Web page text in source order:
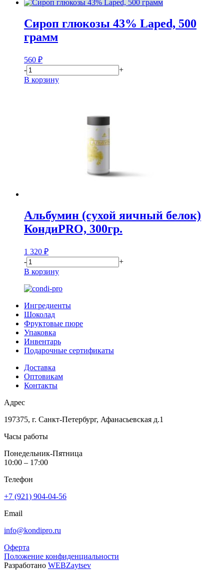
Сироп глюкозы 43% Laped, 500
грамм
560 ₽
-
+
В корзину
Альбумин (сухой яичный белок)
КондиPRO, 300гр.
1 320 ₽
-
+
В корзину
Ингредиенты
Шоколад
Фруктовые пюре
Упаковка
Инвентарь
Подарочные сертификаты
Доставка
Оптовикам
Контакты
Адрес
197375, г. Санкт-Петербург, Афанасьевская д.1
Часы работы
Понедельник-Пятница
10:00 – 17:00
Телефон
+7 (921) 904-04-56
Email
info@kondipro.ru
Оферта
Положение конфиденциальности
Разработано WEBZaytsev